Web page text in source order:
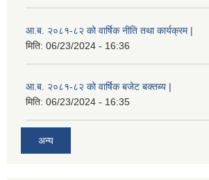
आ.ब. २०८१-८२ को वार्षिक नीति तथा कार्यक्रम |
मिति: 06/23/2024 - 16:36
आ.ब. २०८१-८२ को वार्षिक बजेट बक्तब्य |
मिति: 06/23/2024 - 16:35
अन्य